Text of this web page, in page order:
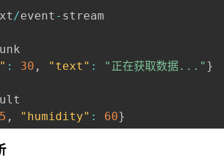
/event - stream
: 30 , "text" : "正在获取数据..." }
, "humidity" : 60}